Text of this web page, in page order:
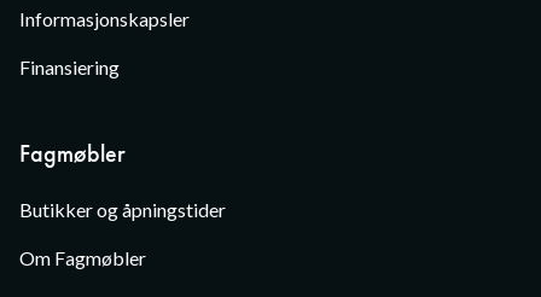
Informasjonskapsler
Finansiering
Fagmøbler
Butikker og åpningstider
Om Fagmøbler